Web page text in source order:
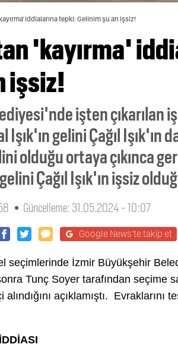
iddialarına tepki: Gelinim şu an işsiz!
'kayırma'
işsiz!
işten çıkarılan
gelini Çağıl Işık'ın
olduğu ortaya çıkınca
Çağıl Işık'ın işsiz
Güncelleme: 31.05.2024 - 10:07
Google News'te takip et
seçimlerinde İzmir Büyükşehir
Tunç Soyer tarafından seçime
açıklamıştı.